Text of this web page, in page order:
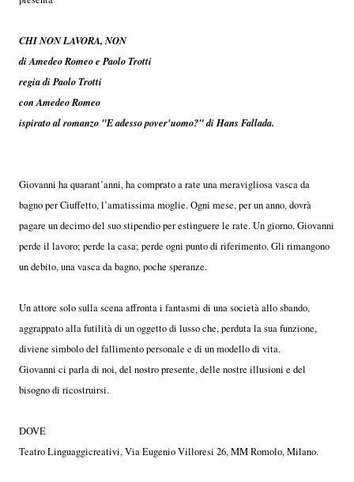
CHI NON LAVORA, NON
di Amedeo Romeo e Paolo Trotti
regia di Paolo Trotti
con Amedeo Romeo
ispirato al romanzo "E adesso pover'uomo?" di Hans Fallada.
Giovanni ha quarant’anni, ha comprato a rate una meravigliosa vasca da
bagno per Ciuffetto, l’amatissima moglie. Ogni mese, per un anno, dovrà
pagare un decimo del suo stipendio per estinguere le rate. Un giorno, Giovanni
perde il lavoro; perde la casa; perde ogni punto di riferimento. Gli rimangono
un debito, una vasca da bagno, poche speranze.
Un attore solo sulla scena affronta i fantasmi di una società allo sbando,
aggrappato alla futilità di un oggetto di lusso che, perduta la sua funzione,
diviene simbolo del fallimento personale e di un modello di vita.
Giovanni ci parla di noi, del nostro presente, delle nostre illusioni e del
bisogno di ricostruirsi.
DOVE
Teatro Linguaggicreativi, Via Eugenio Villoresi 26, MM Romolo, Milano.